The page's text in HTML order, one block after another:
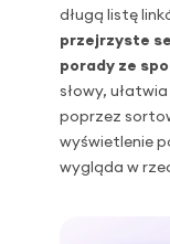
długą listę
przejrzyste
porady ze
słowy,
poprzez
wyświetlenie
wygląda w